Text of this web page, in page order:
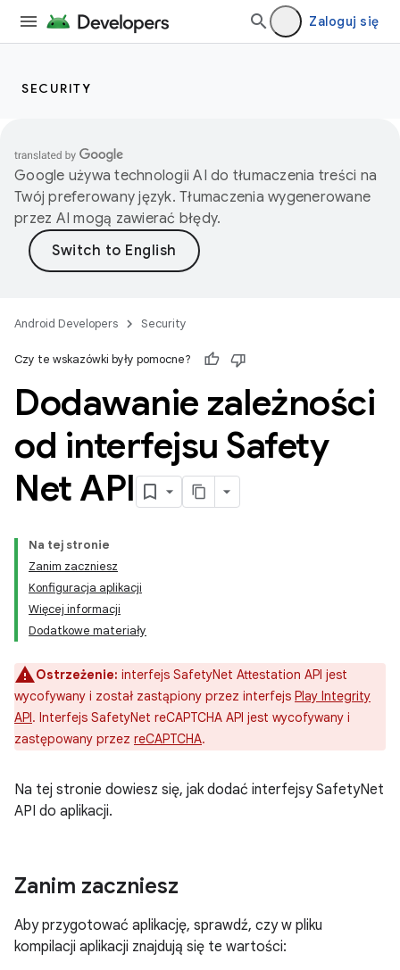
Zaloguj się
SECURITY
Google używa technologii AI do tłumaczenia treści na
Twój preferowany język. Tłumaczenia wygenerowane
przez AI mogą zawierać błędy.
Android Developers Security
Czy te wskazówki były pomocne?
Dodawanie zależności
od interfejsu Safety
Net API
Na tej stronie
Zanim zaczniesz
Konfiguracja aplikacji
Więcej informacji
Dodatkowe materiały
Ostrzeżenie: interfejs SafetyNet Attestation API jest
wycofywany i został zastąpiony przez interfejs Play Integrity
API. Interfejs SafetyNet reCAPTCHA API jest wycofywany i
zastępowany przez reCAPTCHA.
Na tej stronie dowiesz się, jak dodać interfejsy SafetyNet
API do aplikacji.
Zanim zaczniesz
Aby przygotować aplikację, sprawdź, czy w pliku
kompilacji aplikacji znajdują się te wartości: